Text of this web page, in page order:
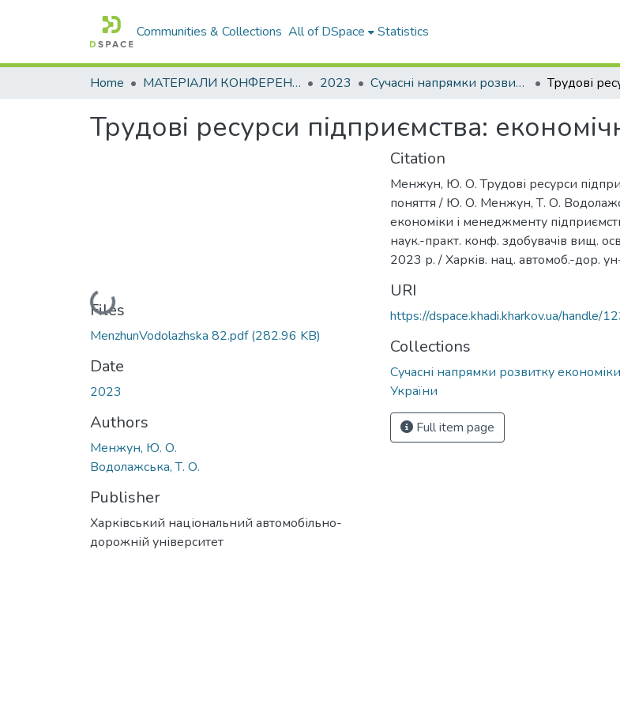
Communities & Collections All of DSpace Statistics
Home МАТЕРІАЛИ КОНФЕРЕНЦІЙ 2023 Сучасні напрямки розвитку економіки і менеджменту підприємств України
Трудові ресурси підприємства:
Loading...
Files
MenzhunVodolazhska 82.pdf(282.96 KB)
Date
2023
Authors
Менжун, Ю. О.
Водолажська, Т. О.
Publisher
Харківський національний автомобільно-
дорожній університет
Citation
Менжун, Ю. О. Трудові ресурси
поняття / Ю. О. Менжун, Т. О.
економіки і менеджменту
наук.-практ. конф. здобувачів вищ.
2023 р. / Харків. нац. автомоб.-дор.
URI
https://dspace.khadi.kharkov.ua/handle/
Collections
Сучасні напрямки розвитку
України
Full item page